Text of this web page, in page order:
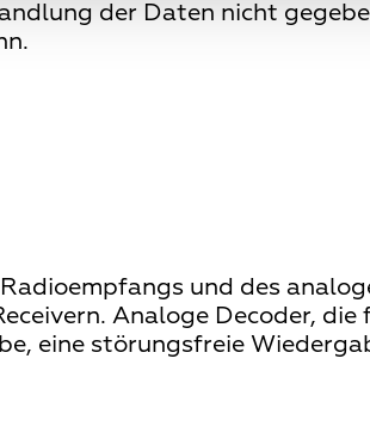
der Daten nicht
und des
Analoge Decoder,
eine störungsfreie